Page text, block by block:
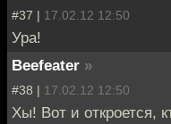
#37 | 17.02.12 12:50
Ура!
Beefeater »
#38 | 17.02.12 12:50
Хы! Вот и откроется,